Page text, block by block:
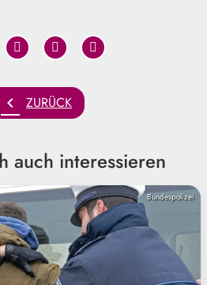
chevron_left ZURÜCK
auch interessieren
Bundespolizei